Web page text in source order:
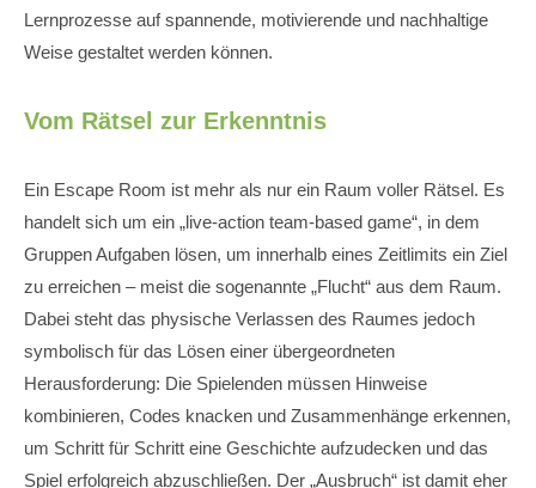
Lernprozesse auf spannende, motivierende und nachhaltige
Weise gestaltet werden können.
Vom Rätsel zur Erkenntnis
Ein Escape Room ist mehr als nur ein Raum voller Rätsel. Es
handelt sich um ein „live-action team-based game“, in dem
Gruppen Aufgaben lösen, um innerhalb eines Zeitlimits ein Ziel
zu erreichen – meist die sogenannte „Flucht“ aus dem Raum.
Dabei steht das physische Verlassen des Raumes jedoch
symbolisch für das Lösen einer übergeordneten
Herausforderung: Die Spielenden müssen Hinweise
kombinieren, Codes knacken und Zusammenhänge erkennen,
um Schritt für Schritt eine Geschichte aufzudecken und das
Spiel erfolgreich abzuschließen. Der „Ausbruch“ ist damit eher